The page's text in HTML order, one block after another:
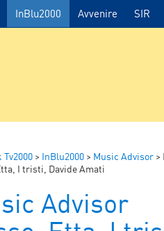
InBlu2000 Avvenire SIR
> InBlu2000 > Music Advisor >
I tristi, Davide Amati
Advisor